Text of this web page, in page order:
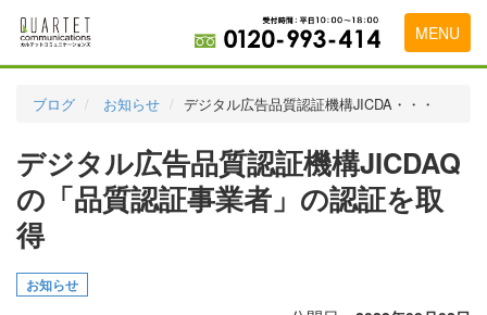
MENU
実績・お客様の声
初めて導入をお考えの方
ブログ お知らせ デジタル広告品質認証機構JICDA・・・
デジタル広告品質認証機構JICDAQ
の「品質認証事業者」の認証を取
得
お知らせ